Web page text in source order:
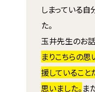
しまっている自
た。
玉井先生のお話
まりこちらの
援していること
思いました。 ま